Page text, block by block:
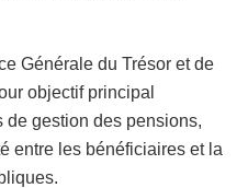
Générale du Trésor et de
objectif principal
de gestion des pensions,
entre les bénéficiaires et la